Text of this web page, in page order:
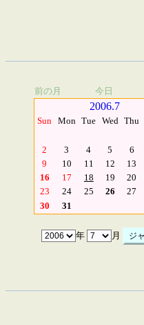
前の月 今日
2006.7
Sun Mon Tue Wed Thu
2
3 4 5 6
9
10 11 12 13
16
17 18 19 20
23
24 25 26 27
30
31
年 月